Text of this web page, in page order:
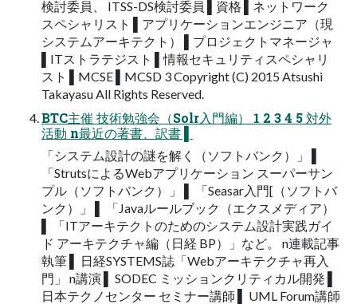
検討委員、 ITSS-DS検討委員 ▌資格 ▌ネットワーク
スペシャリスト ▌アプリケーションエンジニア（現
システムアーキテクト） ▌プロジェクトマネージャ
▌ITストラテジスト ▌情報セキュリティスペシャリ
スト ▌MCSE ▌MCSD 3 Copyright (C) 2015 Atsushi
Takayasu All Rights Reserved.
BTC主催 技術勉強会（Solr⼊⾨編） 1 2 3 4 5 対外
活動 n最近の著書、訳書 ▌
「システム設計の謎を解く（ソフトバンク）」 ▌
「StrutsによるWebアプリケーション スーパーサン
プル（ソフトバンク）」 ▌ 「Seasar⼊⾨[（ソフトバ
ンク）」 ▌ 「Javaルールブック（エクスメディア）
▌ 「ITアーキテクトのためのシステム設計実践ガイ
ド アーキテクチャ編（⽇経 BP）」など。 n連載記事
執筆 ▌ ⽇経SYSTEMS誌「Webアーキテクチャ再⼊
⾨」 n講演 ▌ SODEC ミッションクリティカル開発 ▌
⽇本テクノセンター セミナー講師 ▌ UML Forum講師